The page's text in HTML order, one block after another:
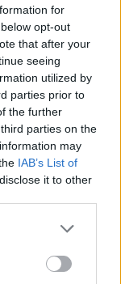
for
opt-out
that after your
seeing
utilized by
parties prior to
the further
parties on the
may
IAB’s List of
it to other
της ΔΕΗ για την
πολωνική αγορά
και Novibet
τους μέχρι το